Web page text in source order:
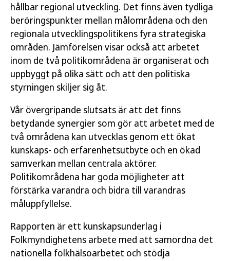
hållbar regional utveckling. Det finns även tydliga
beröringspunkter mellan målområdena och den
regionala utvecklingspolitikens fyra strategiska
områden. Jämförelsen visar också att arbetet
inom de två politikområdena är organiserat och
uppbyggt på olika sätt och att den politiska
styrningen skiljer sig åt.
Vår övergripande slutsats är att det finns
betydande synergier som gör att arbetet med de
två områdena kan utvecklas genom ett ökat
kunskaps- och erfarenhetsutbyte och en ökad
samverkan mellan centrala aktörer.
Politikområdena har goda möjligheter att
förstärka varandra och bidra till varandras
måluppfyllelse.
Rapporten är ett kunskapsunderlag i
Folkmyndighetens arbete med att samordna det
nationella folkhälsoarbetet och stödja